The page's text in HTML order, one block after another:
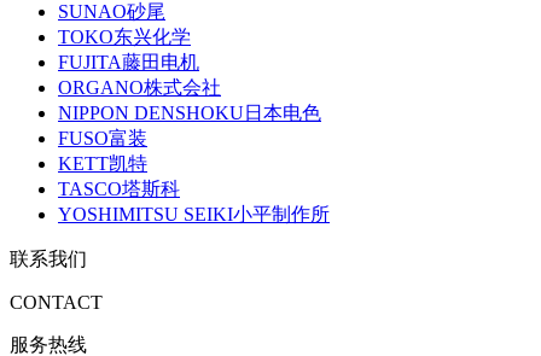
SUNAO砂尾
TOKO东兴化学
FUJITA藤田电机
ORGANO株式会社
NIPPON DENSHOKU日本电色
FUSO富装
KETT凯特
TASCO塔斯科
YOSHIMITSU SEIKI小平制作所
联系我们
CONTACT
服务热线